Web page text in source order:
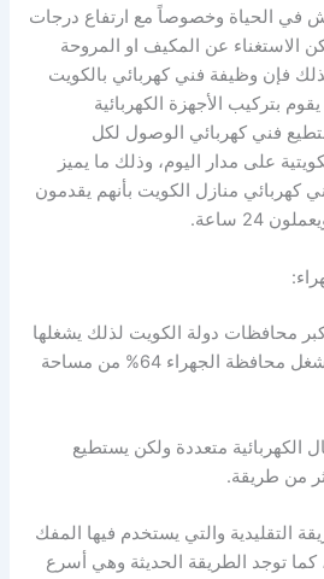
في الحياة وخصوصاً مع ارتفاع درجات
الاستغناء عن المكيف او المروحة
فإن وظيفة فني كهربائي بالكويت
بتركيب الأجهزة الكهربائية
فني كهربائي الوصول لكل
على مدار اليوم، وذلك ما يميز
كهربائي منازل الكويت بأنهم يقدمون
24 ساعة.
محافظات دولة الكويت لذلك يشغلها
الكثير من السكان، حيث تشغل محافظة الجهراء 64% من مساحة
الكهربائية متعددة ولكن يستطيع
من طريقة.
التقليدية والتي يستخدم فيها المفك
كما توجد الطريقة الحديثة وهي أسرع